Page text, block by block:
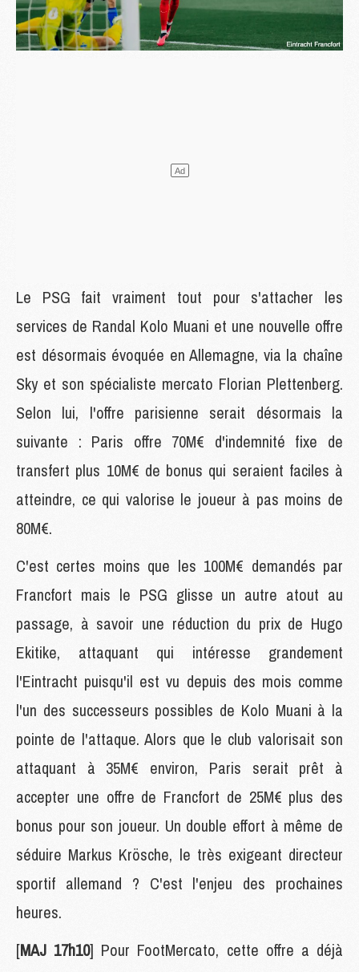
Le PSG fait vraiment tout pour s'attacher les
services de Randal Kolo Muani et une nouvelle offre
est désormais évoquée en Allemagne, via la chaîne
Sky et son spécialiste mercato Florian Plettenberg.
Selon lui, l'offre parisienne serait désormais la
suivante : Paris offre 70M€ d'indemnité fixe de
transfert plus 10M€ de bonus qui seraient faciles à
atteindre, ce qui valorise le joueur à pas moins de
80M€.
C'est certes moins que les 100M€ demandés par
Francfort mais le PSG glisse un autre atout au
passage, à savoir une réduction du prix de Hugo
Ekitike, attaquant qui intéresse grandement
l'Eintracht puisqu'il est vu depuis des mois comme
l'un des successeurs possibles de Kolo Muani à la
pointe de l'attaque. Alors que le club valorisait son
attaquant à 35M€ environ, Paris serait prêt à
accepter une offre de Francfort de 25M€ plus des
bonus pour son joueur. Un double effort à même de
séduire Markus Krösche, le très exigeant directeur
sportif allemand ? C'est l'enjeu des prochaines
heures.
[MAJ 17h10] Pour FootMercato, cette offre a déjà